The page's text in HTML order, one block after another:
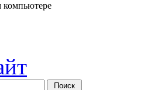
компьютере